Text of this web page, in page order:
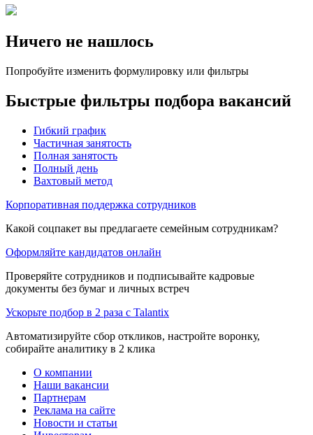
Ничего не нашлось
Попробуйте изменить формулировку или фильтры
Быстрые фильтры подбора вакансий
Гибкий график
Частичная занятость
Полная занятость
Полный день
Вахтовый метод
Корпоративная поддержка сотрудников
Какой соцпакет вы предлагаете семейным сотрудникам?
Оформляйте кандидатов онлайн
Проверяйте сотрудников и подписывайте кадровые
документы без бумаг и личных встреч
Ускорьте подбор в 2 раза с Talantix
Автоматизируйте сбор откликов, настройте воронку,
собирайте аналитику в 2 клика
О компании
Наши вакансии
Партнерам
Реклама на сайте
Новости и статьи